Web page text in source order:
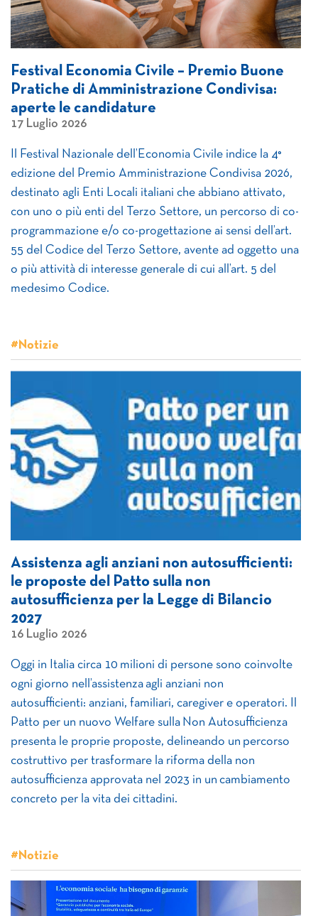
Festival Economia Civile – Premio Buone
Pratiche di Amministrazione Condivisa:
aperte le candidature
17 Luglio 2026
Il Festival Nazionale dell’Economia Civile indice la 4°
edizione del Premio Amministrazione Condivisa 2026,
destinato agli Enti Locali italiani che abbiano attivato,
con uno o più enti del Terzo Settore, un percorso di co-
programmazione e/o co-progettazione ai sensi dell’art.
55 del Codice del Terzo Settore, avente ad oggetto una
o più attività di interesse generale di cui all’art. 5 del
medesimo Codice.
#Notizie
Assistenza agli anziani non autosufficienti:
le proposte del Patto sulla non
autosufficienza per la Legge di Bilancio
2027
16 Luglio 2026
Oggi in Italia circa 10 milioni di persone sono coinvolte
ogni giorno nell’assistenza agli anziani non
autosufficienti: anziani, familiari, caregiver e operatori. Il
Patto per un nuovo Welfare sulla Non Autosufficienza
presenta le proprie proposte, delineando un percorso
costruttivo per trasformare la riforma della non
autosufficienza approvata nel 2023 in un cambiamento
concreto per la vita dei cittadini.
#Notizie